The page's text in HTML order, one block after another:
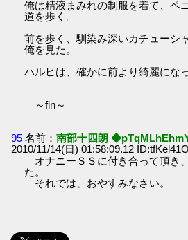
俺は精液まみれの制服を着て、ペ
道を歩く。
前を歩く、馴染み深いカチューシ
俺を見た。
ハルヒは、確かに前より綺麗にな
～fin～
95 名前：南部十四朗
2010/11/14(日) 01:58:09.12
オナニーＳＳに付き合って頂き
た。
それでは、おやすみなさい。